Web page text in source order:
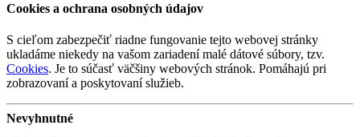
Cookies a ochrana osobných údajov
S cieľom zabezpečiť riadne fungovanie tejto webovej stránky
ukladáme niekedy na vašom zariadení malé dátové súbory, tzv.
Cookies. Je to súčasť väčšiny webových stránok. Pomáhajú pri
zobrazovaní a poskytovaní služieb.
Nevyhnutné